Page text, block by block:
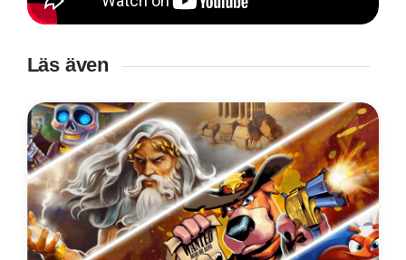
Läs även